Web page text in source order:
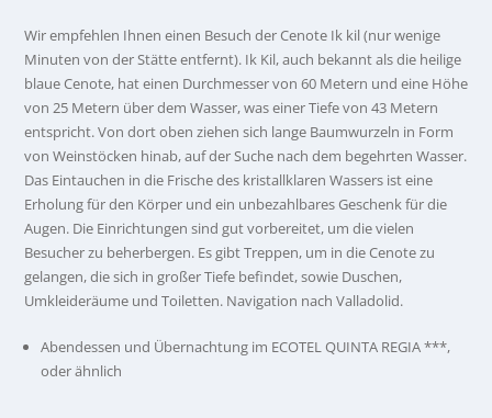
Wir empfehlen Ihnen einen Besuch der Cenote Ik kil (nur wenige
Minuten von der Stätte entfernt). Ik Kil, auch bekannt als die heilige
blaue Cenote, hat einen Durchmesser von 60 Metern und eine Höhe
von 25 Metern über dem Wasser, was einer Tiefe von 43 Metern
entspricht. Von dort oben ziehen sich lange Baumwurzeln in Form
von Weinstöcken hinab, auf der Suche nach dem begehrten Wasser.
Das Eintauchen in die Frische des kristallklaren Wassers ist eine
Erholung für den Körper und ein unbezahlbares Geschenk für die
Augen. Die Einrichtungen sind gut vorbereitet, um die vielen
Besucher zu beherbergen. Es gibt Treppen, um in die Cenote zu
gelangen, die sich in großer Tiefe befindet, sowie Duschen,
Umkleideräume und Toiletten. Navigation nach Valladolid.
Abendessen und Übernachtung im ECOTEL QUINTA REGIA ***,
oder ähnlich